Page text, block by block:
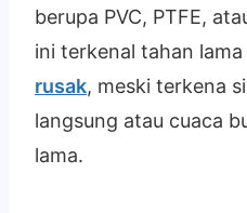
berupa PVC, PTFE,
ini terkenal tahan
rusak, meski terkena
langsung atau cuaca
lama.